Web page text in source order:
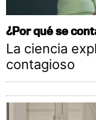
¿Por qué se
La ciencia
contagioso